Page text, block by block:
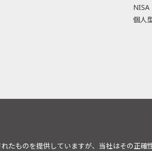
NISA
個人
たものを提供していますが、当社はその正